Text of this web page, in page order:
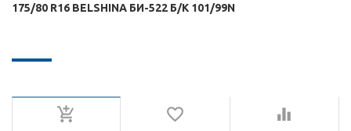
175/80 R16 BELSHINA БИ-522 Б/К 101/99N